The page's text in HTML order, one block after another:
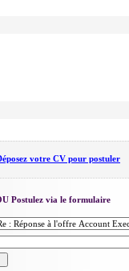
votre CV pour postuler
Postulez via le formulaire